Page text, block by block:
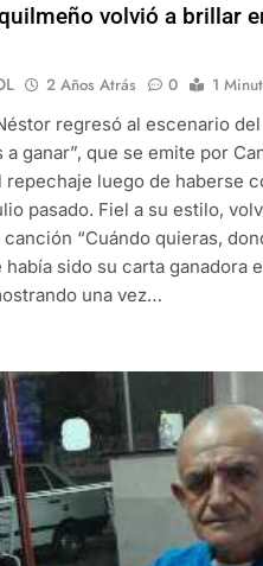
volvió a brillar
2 Años Atrás 0
1
regresó al escenario
a ganar”, que se emite por
repechaje luego de haberse
pasado. Fiel a su estilo,
“Cuándo quieras,
había sido su carta ganadora
una vez…